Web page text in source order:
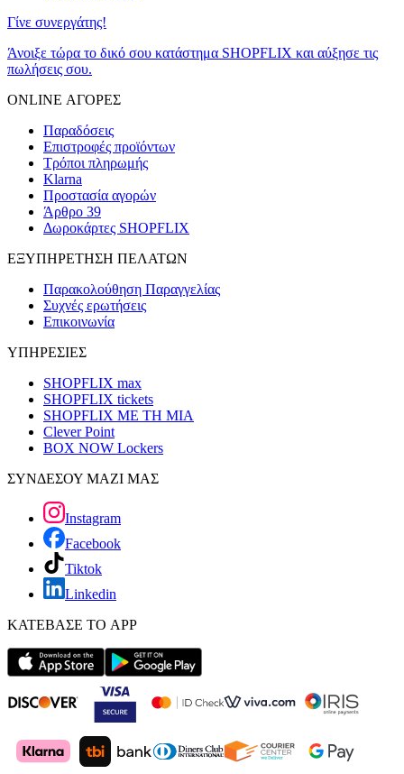
Γίνε συνεργάτης!
Άνοιξε τώρα το δικό σου κατάστημα SHOPFLIX και αύξησε τις
πωλήσεις σου.
ONLINE ΑΓΟΡΕΣ
Παραδόσεις
Επιστροφές προϊόντων
Τρόποι πληρωμής
Klarna
Προστασία αγορών
Άρθρο 39
Δωροκάρτες SHOPFLIX
ΕΞΥΠΗΡΕΤΗΣΗ ΠΕΛΑΤΩΝ
Παρακολούθηση Παραγγελίας
Συχνές ερωτήσεις
Επικοινωνία
ΥΠΗΡΕΣΙΕΣ
SHOPFLIX max
SHOPFLIX tickets
SHOPFLIX ΜΕ ΤΗ ΜΙΑ
Clever Point
BOX NOW Lockers
ΣΥΝΔΕΣΟΥ ΜΑΖΙ ΜΑΣ
Instagram
Facebook
Tiktok
Linkedin
ΚΑΤΕΒΑΣΕ ΤΟ APP